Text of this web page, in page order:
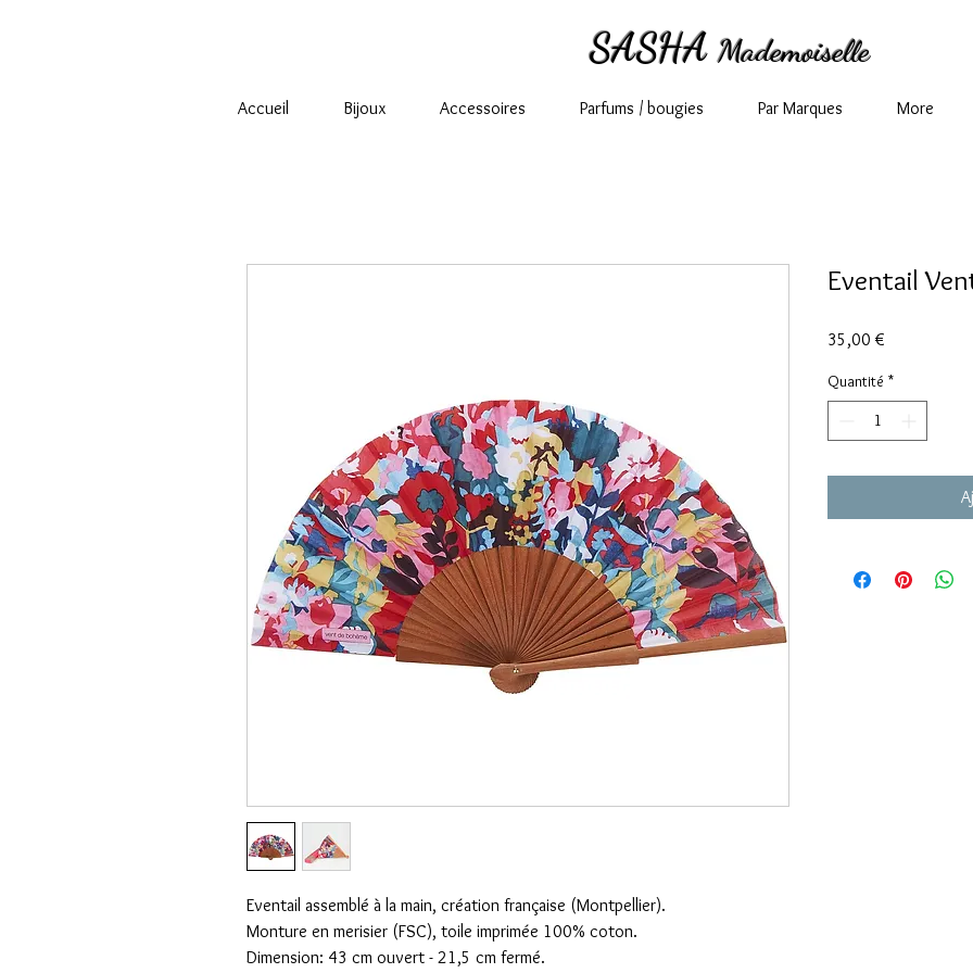
SASHA Mademoiselle
Accueil Bijoux Accessoires Parfums / bougies Par Marques More
Eventail assemblé à la main, création française (Montpellier).
Monture en merisier (FSC), toile imprimée 100% coton.
Dimension: 43 cm ouvert - 21,5 cm fermé.
Eventail
35,00 €
Quantité *